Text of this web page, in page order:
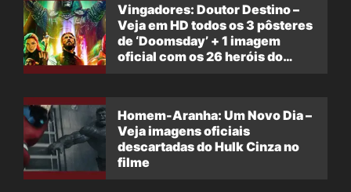
Vingadores: Doutor Destino –
Veja em HD todos os 3 pôsteres
de ‘Doomsday’ + 1 imagem
oficial com os 26 heróis do
Homem-Aranha: Um Novo Dia –
Veja imagens oficiais
descartadas do Hulk Cinza no
filme